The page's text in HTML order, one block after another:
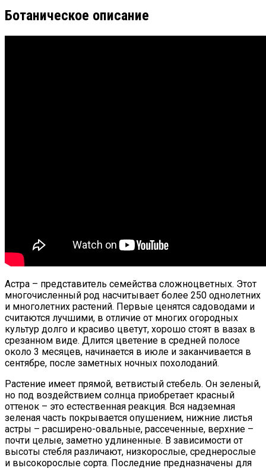
Ботаническое описание
Астра – представитель семейства сложноцветных. Этот
многочисленный род насчитывает более 250 однолетних
и многолетних растений. Первые ценятся садоводами и
считаются лучшими, в отличие от многих огородных
культур долго и красиво цветут, хорошо стоят в вазах в
срезанном виде. Длится цветение в средней полосе
около 3 месяцев, начинается в июле и заканчивается в
сентябре, после заметных ночных похолоданий.
Растение имеет прямой, ветвистый стебель. Он зеленый,
но под воздействием солнца приобретает красный
оттенок – это естественная реакция. Вся надземная
зеленая часть покрывается опушением, нижние листья
астры – расширено-овальные, рассеченные, верхние –
почти целые, заметно удлиненные. В зависимости от
высоты стебля различают, низкорослые, среднерослые
и высокорослые сорта. Последние предназначены для